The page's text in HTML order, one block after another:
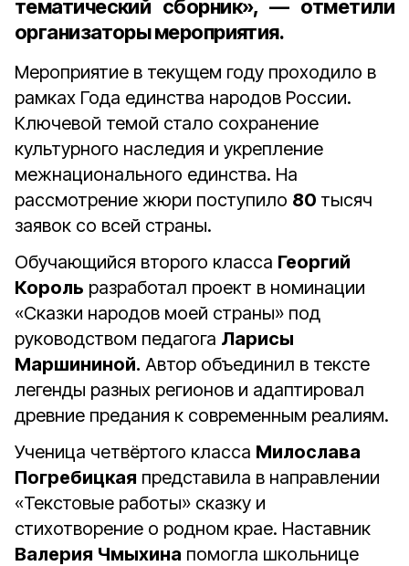
тематический сборник», — отметили
организаторы мероприятия.
Мероприятие в текущем году проходило в
рамках Года единства народов России.
Ключевой темой стало сохранение
культурного наследия и укрепление
межнационального единства. На
рассмотрение жюри поступило 80 тысяч
заявок со всей страны.
Обучающийся второго класса Георгий
Король разработал проект в номинации
«Сказки народов моей страны» под
руководством педагога Ларисы
Маршининой. Автор объединил в тексте
легенды разных регионов и адаптировал
древние предания к современным реалиям.
Ученица четвёртого класса Милослава
Погребицкая представила в направлении
«Текстовые работы» сказку и
стихотворение о родном крае. Наставник
Валерия Чмыхина помогла школьнице